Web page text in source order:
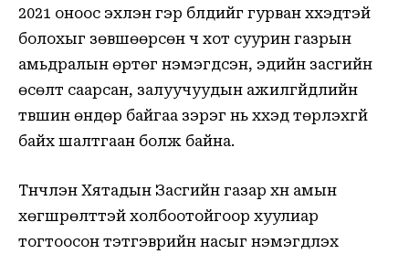
2021 оноос эхлэн гэр бүлүүдийг гурван хүүхэдтэй
болохыг зөвшөөрсөн ч хот суурин газрын
амьдралын өртөг нэмэгдсэн, эдийн засгийн
өсөлт саарсан, залуучуудын ажилгүйдлийн
түвшин өндөр байгаа зэрэг нь хүүхэд төрүүлэхгүй
байх шалтгаан болж байна.
Түүнчлэн Хятадын Засгийн газар хүн амын
хөгшрөлттэй холбоотойгоор хуулиар
тогтоосон тэтгэврийн насыг нэмэгдүүлэх